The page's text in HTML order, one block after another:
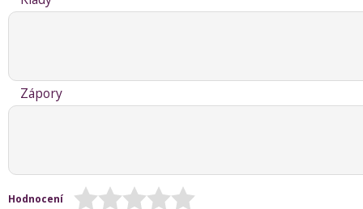
Zápory
Hodnocení